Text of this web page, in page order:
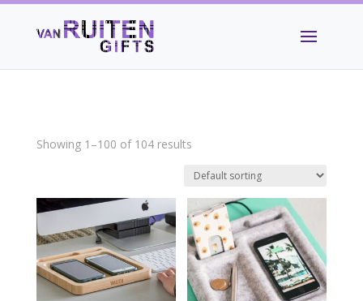
Showing 1–100 of 104 results